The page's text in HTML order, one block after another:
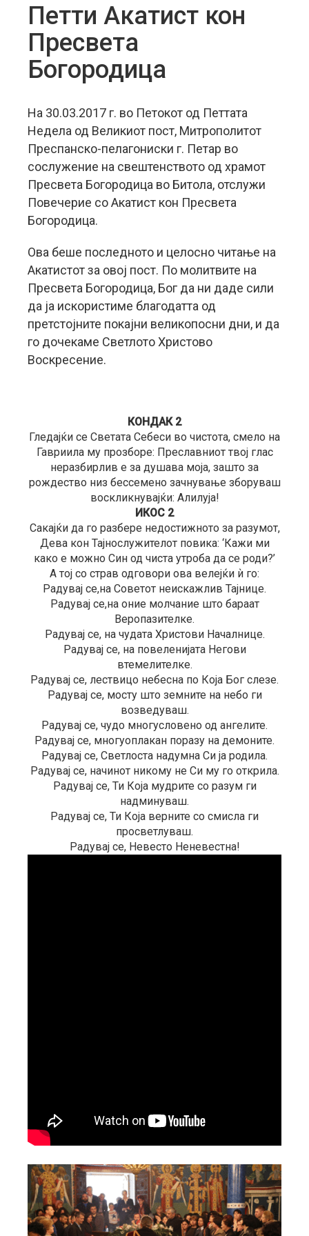
Петти Акатист кон
Пресвета
Богородица
На 30.03.2017 г. во Петокот од Петтата
Недела од Великиот пост, Митрополитот
Преспанско-пелагониски г. Петар во
сослужение на свештенството од храмот
Пресвета Богородица во Битола, отслужи
Повечерие со Акатист кон Пресвета
Богородица.
Ова беше последното и целосно читање на
Акатистот за овој пост. По молитвите на
Пресвета Богородица, Бог да ни даде сили
да ја искористиме благодатта од
претстојните покајни великопосни дни, и да
го дочекаме Светлото Христово
Воскресение.
КОНДАК 2
Гледајќи се Светата Себеси во чистота, смело на
Гавриила му прозборе: Преславниот твој глас
неразбирлив е за душава моја, зашто за
рождество низ бессемено зачнување зборуваш
воскликнувајќи: Алилуја!
ИКОС 2
Сакајќи да го разбере недостижното за разумот,
Дева кон Тајнослужителот повика: ‘Кажи ми
како е можно Син од чиста утроба да се роди?’
А тој со страв одговори ова велејќи ѝ го:
Радувај се,на Советот неискажлив Тајнице.
Радувај се,на оние молчание што бараат
Веропазителке.
Радувај се, на чудата Христови Началнице.
Радувај се, на повеленијата Негови
втемелителке.
Радувај се, лествицо небесна по Која Бог слезе.
Радувај се, мосту што земните на небо ги
возведуваш.
Радувај се, чудо многусловено од ангелите.
Радувај се, многуоплакан поразу на демоните.
Радувај се, Светлоста надумна Си ја родила.
Радувај се, начинот никому не Си му го открила.
Радувај се, Ти Која мудрите со разум ги
надминуваш.
Радувај се, Ти Која верните со смисла ги
просветлуваш.
Радувај се, Невесто Неневестна!